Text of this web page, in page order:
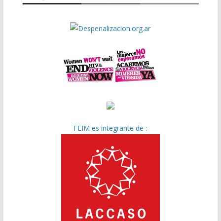
FEIM es integrante de :